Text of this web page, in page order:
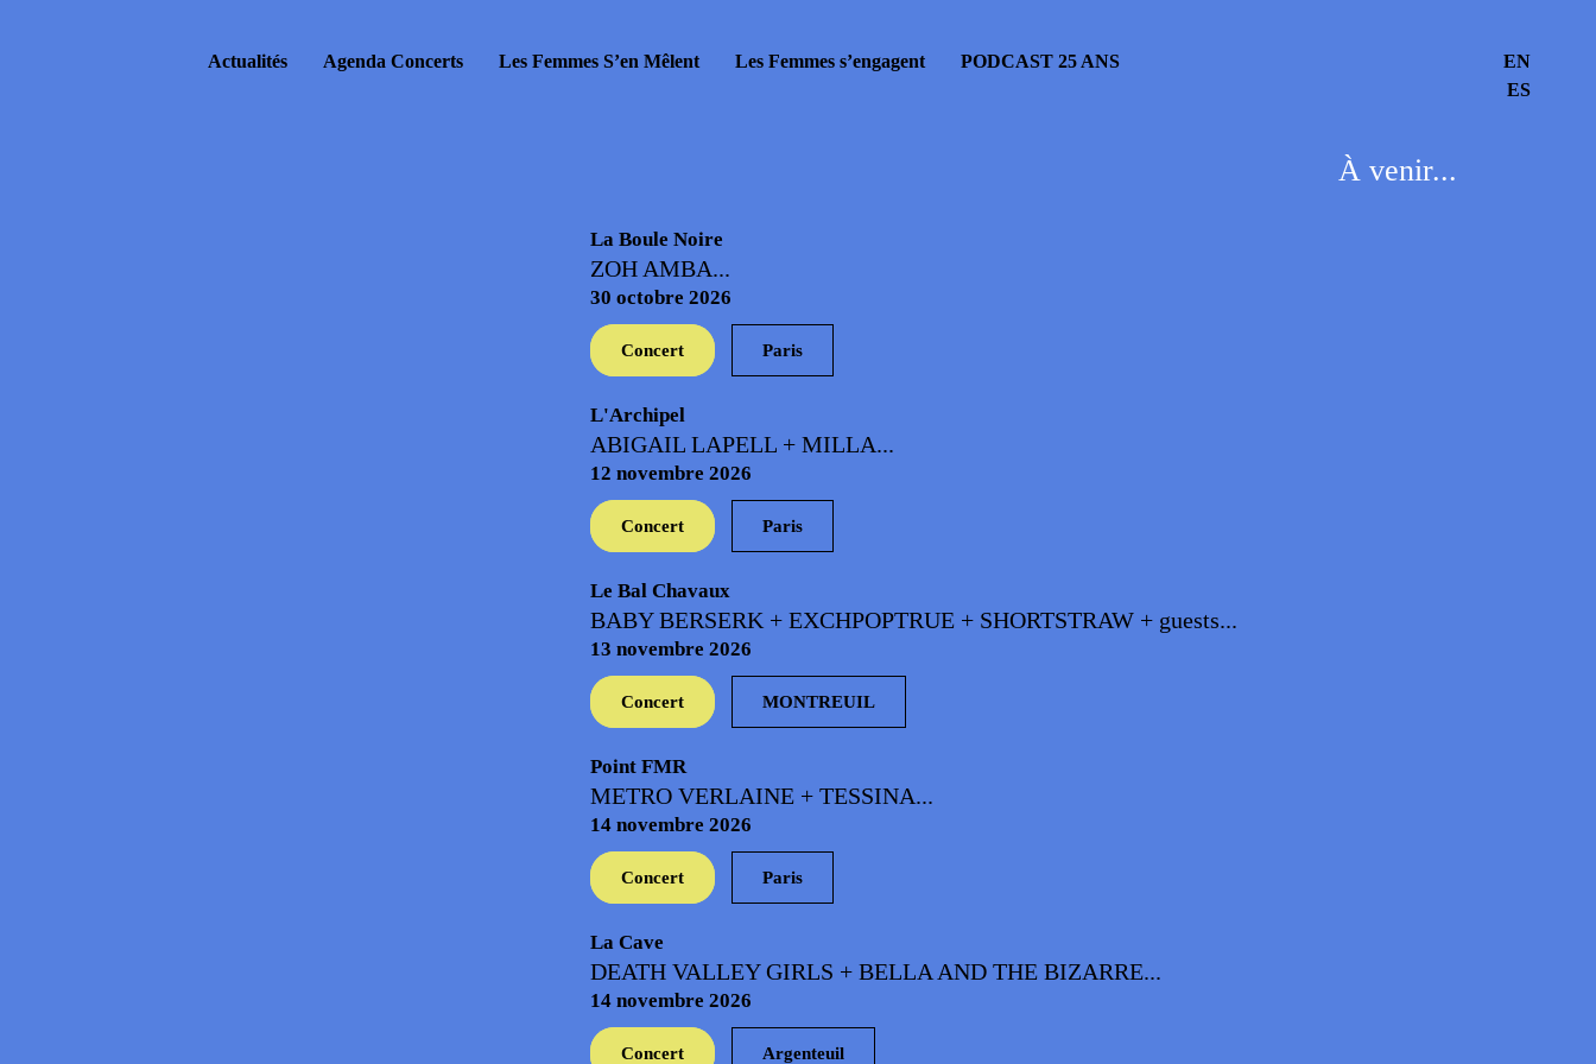
Actualités Agenda Concerts Les Femmes S’en Mêlent Les Femmes s’engagent PODCAST 25 ANS
EN
ES
À venir...
La Boule Noire
ZOH AMBA...
30 octobre 2026
Concert Paris
L'Archipel
ABIGAIL LAPELL + MILLA...
12 novembre 2026
Concert Paris
Le Bal Chavaux
BABY BERSERK + EXCHPOPTRUE + SHORTSTRAW + guests...
13 novembre 2026
Concert MONTREUIL
Point FMR
METRO VERLAINE + TESSINA...
14 novembre 2026
Concert Paris
La Cave
DEATH VALLEY GIRLS + BELLA AND THE BIZARRE...
14 novembre 2026
Concert Argenteuil